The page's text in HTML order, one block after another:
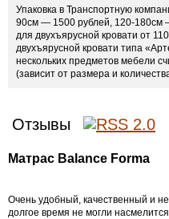
Упаковка в Транспортную
90см — 1500 рублей, 120-180см
для двухъярусной кровати от
двухъярусной кровати типа
нескольких предметов мебели
(зависит от размера и
Отзывы
Матрас Balance Forma
Очень удобный, качественный и
долгое время не могли